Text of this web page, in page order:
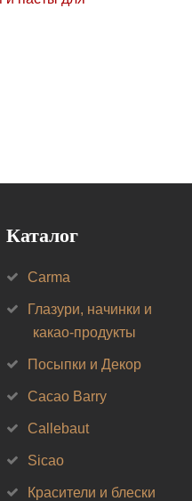
Каталог
Carma
Глазури, начинки и
какао-продукты
Посыпки и Декор
Cacao Barry
Callebaut
Sicao
Красители и блески